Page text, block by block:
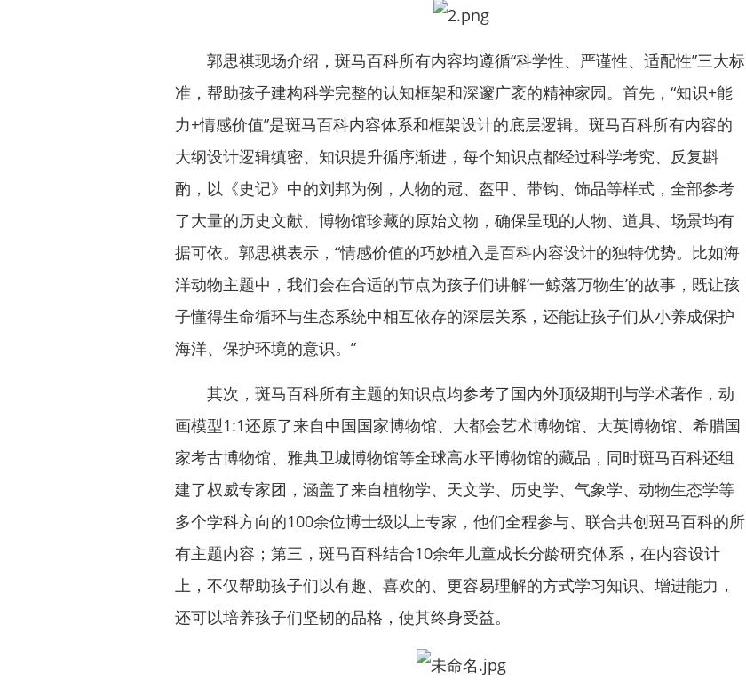
郭思祺现场介绍，斑马百科所有内容均遵循“科学性、严谨性、适配性”三大标
准，帮助孩子建构科学完整的认知框架和深邃广袤的精神家园。首先，“知识+能
力+情感价值”是斑马百科内容体系和框架设计的底层逻辑。斑马百科所有内容的
大纲设计逻辑缜密、知识提升循序渐进，每个知识点都经过科学考究、反复斟
酌，以《史记》中的刘邦为例，人物的冠、盔甲、带钩、饰品等样式，全部参考
了大量的历史文献、博物馆珍藏的原始文物，确保呈现的人物、道具、场景均有
据可依。郭思祺表示，“情感价值的巧妙植入是百科内容设计的独特优势。比如海
洋动物主题中，我们会在合适的节点为孩子们讲解‘一鲸落万物生’的故事，既让孩
子懂得生命循环与生态系统中相互依存的深层关系，还能让孩子们从小养成保护
海洋、保护环境的意识。”
其次，斑马百科所有主题的知识点均参考了国内外顶级期刊与学术著作，动
画模型1:1还原了来自中国国家博物馆、大都会艺术博物馆、大英博物馆、希腊国
家考古博物馆、雅典卫城博物馆等全球高水平博物馆的藏品，同时斑马百科还组
建了权威专家团，涵盖了来自植物学、天文学、历史学、气象学、动物生态学等
多个学科方向的100余位博士级以上专家，他们全程参与、联合共创斑马百科的所
有主题内容；第三，斑马百科结合10余年儿童成长分龄研究体系，在内容设计
上，不仅帮助孩子们以有趣、喜欢的、更容易理解的方式学习知识、增进能力，
还可以培养孩子们坚韧的品格，使其终身受益。